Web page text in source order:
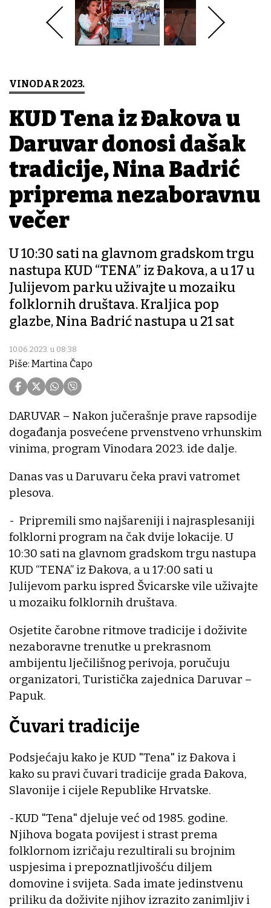
VINODAR 2023.
KUD Tena iz Đakova u
Daruvar donosi dašak
tradicije, Nina Badrić
priprema nezaboravnu
večer
U 10:30 sati na glavnom gradskom trgu
nastupa KUD “TENA” iz Đakova, a u 17 u
Julijevom parku uživajte u mozaiku
folklornih društava. Kraljica pop
glazbe, Nina Badrić nastupa u 21 sat
10.06.2023. u 08:38
Piše: Martina Čapo
DARUVAR – Nakon jučerašnje prave rapsodije
događanja posvećene prvenstveno vrhunskim
vinima, program Vinodara 2023. ide dalje.
Danas vas u Daruvaru čeka pravi vatromet
plesova.
- Pripremili smo najšareniji i najrasplesaniji
folklorni program na čak dvije lokacije. U
10:30 sati na glavnom gradskom trgu nastupa
KUD “TENA” iz Đakova, a u 17:00 sati u
Julijevom parku ispred Švicarske vile uživajte
u mozaiku folklornih društava.
Osjetite čarobne ritmove tradicije i doživite
nezaboravne trenutke u prekrasnom
ambijentu lječilišnog perivoja, poručuju
organizatori, Turistička zajednica Daruvar –
Papuk.
Čuvari tradicije
Podsjećaju kako je KUD "Tena" iz Đakova i
kako su pravi čuvari tradicije grada Đakova,
Slavonije i cijele Republike Hrvatske.
-KUD "Tena" djeluje već od 1985. godine.
Njihova bogata povijest i strast prema
folklornom izričaju rezultirali su brojnim
uspjesima i prepoznatljivošću diljem
domovine i svijeta. Sada imate jedinstvenu
priliku da doživite njihov izrazito zanimljiv i